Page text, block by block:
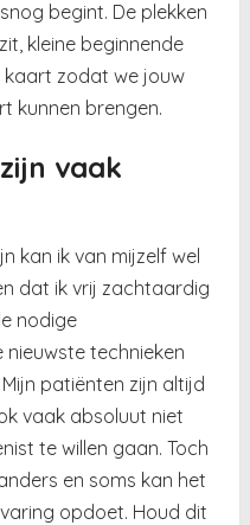
begint. De plekken
kleine beginnende
kaart zodat we jouw
kunnen brengen.
vaak
kan ik van mijzelf wel
dat ik vrij zachtaardig
nodige
technieken
patiënten zijn altijd
vaak absoluut niet
te willen gaan. Toch
en soms kan het
opdoet. Houd dit